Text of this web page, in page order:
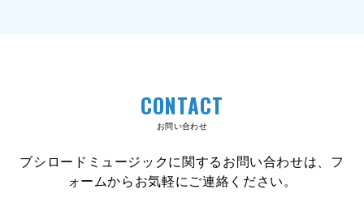
CONTACT
お問い合わせ
ブシロードミュージックに関するお問い合わせは、フ
ォームからお気軽にご連絡ください。